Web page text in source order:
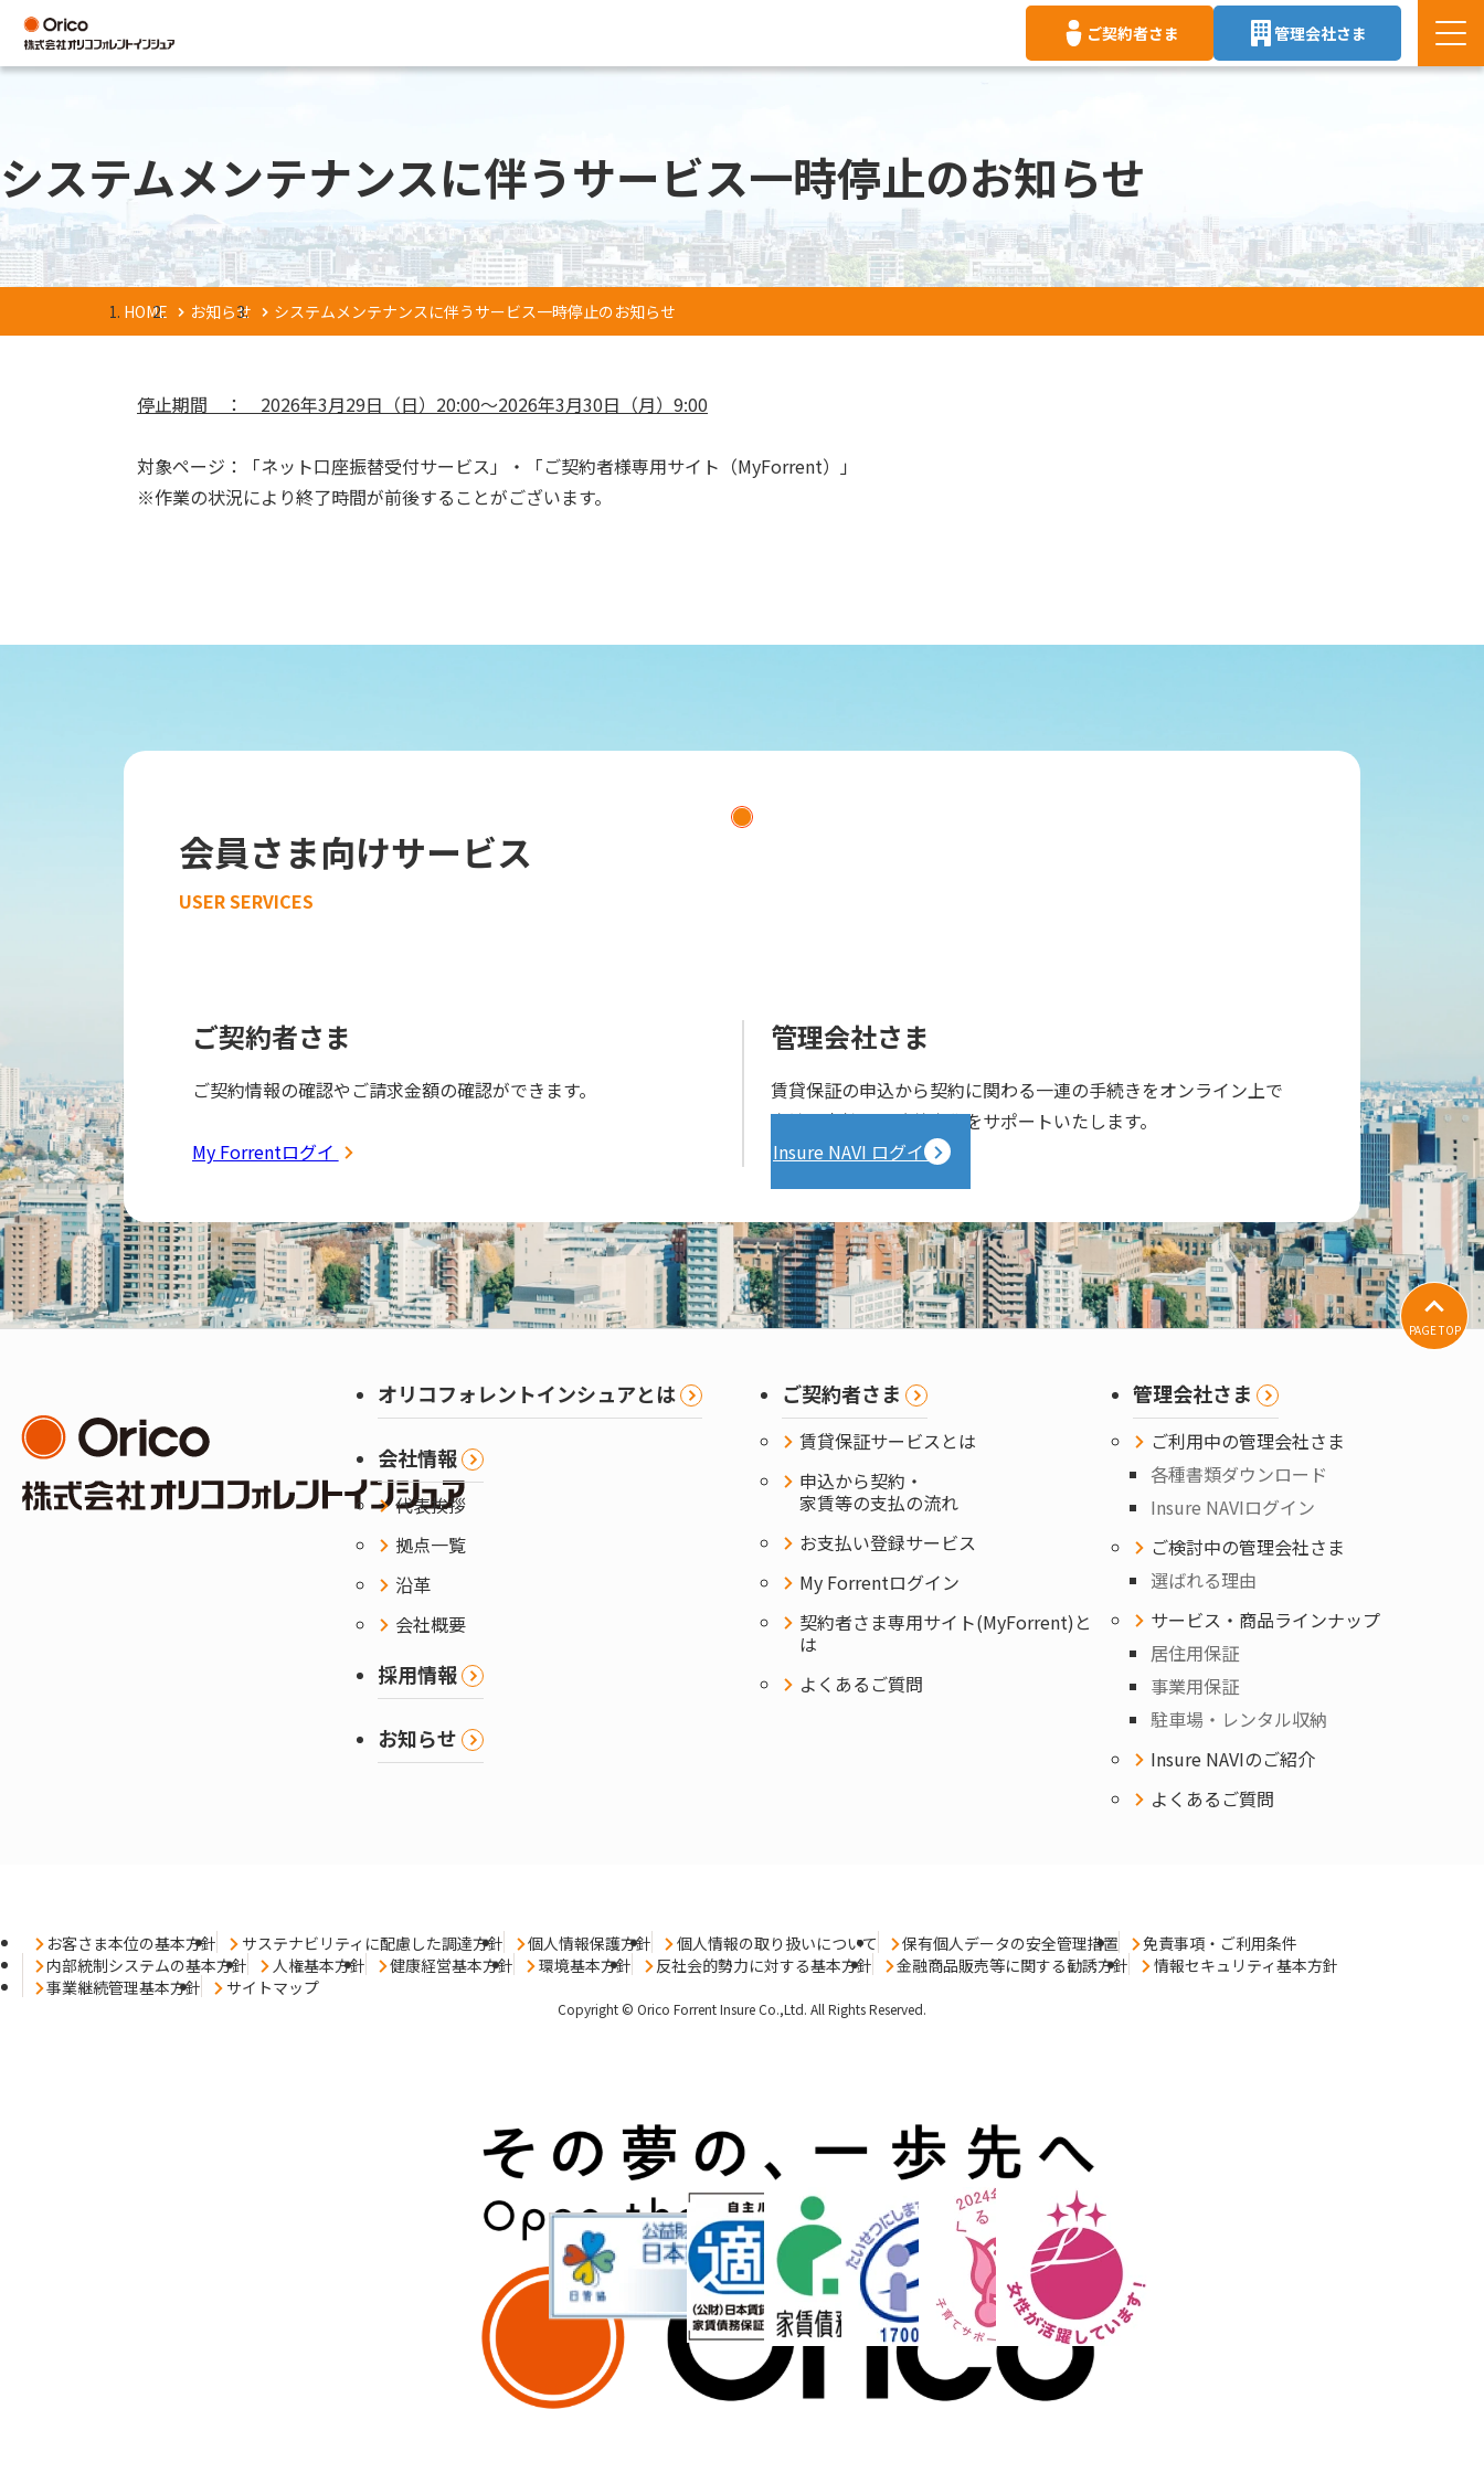
ご契約者さま 管理会社さま
システムメンテナンスに伴うサービス一時停止のお知らせ
HOME お知らせ システムメンテナンスに伴うサービス一時停止のお知らせ
停止期間 ： 2026年3月29日（日）20:00～2026年3月30日（月）9:00
対象ページ：「ネット口座振替受付サービス」・「ご契約者様専用サイト（MyForrent）」
※作業の状況により終了時間が前後することがございます。
会員さま向けサービス
USER SERVICES
ご契約者さま
ご契約情報の確認やご請求金額の確認ができます。
My Forrentログイン
管理会社さま
賃貸保証の申込から契約に関わる一連の手続きをオンライン上で
完結。貴社の業務効率化をサポートいたします。
Insure NAVI ログイン
PAGE TOP
オリコフォレントインシュアとは
会社情報
代表挨拶
拠点一覧
沿革
会社概要
採用情報
お知らせ
ご契約者さま
賃貸保証サービスとは
申込から契約・
家賃等の支払の流れ
お支払い登録サービス
My Forrentログイン
契約者さま専用サイト(MyForrent)と
は
よくあるご質問
管理会社さま
ご利用中の管理会社さま
各種書類ダウンロード
Insure NAVIログイン
ご検討中の管理会社さま
選ばれる理由
サービス・商品ラインナップ
居住用保証
事業用保証
駐車場・レンタル収納
Insure NAVIのご紹介
よくあるご質問
お客さま本位の基本方針 サステナビリティに配慮した調達方針 個人情報保護方針 個人情報の取り扱いについて 保有個人データの安全管理措置
免責事項・ご利用条件
内部統制システムの基本方針
人権基本方針 健康経営基本方針 環境基本方針 反社会的勢力に対する基本方針 金融商品販売等に関する勧誘方針
情報セキュリティ基本方針
事業継続管理基本方針
サイトマップ
Copyright © Orico Forrent Insure Co.,Ltd. All Rights Reserved.